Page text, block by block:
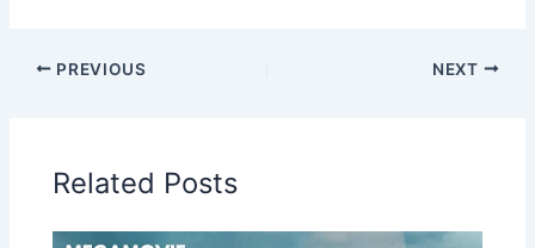
PREVIOUS NEXT
Related Posts